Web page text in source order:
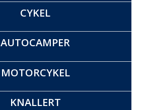
CYKEL
AUTOCAMPER
MOTORCYKEL
KNALLERT